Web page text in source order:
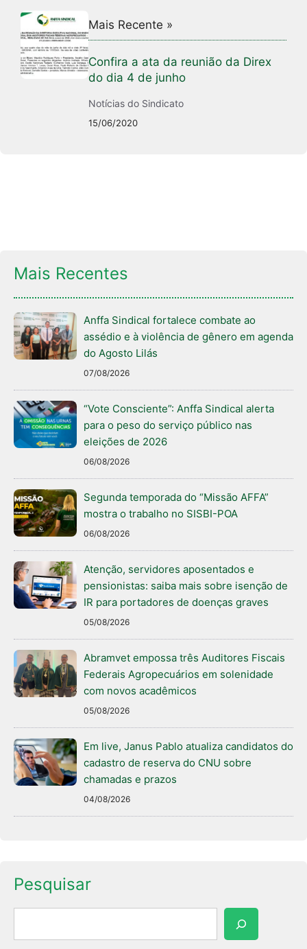
Mais Recente »
Confira a ata da reunião da Direx
do dia 4 de junho
Notícias do Sindicato
15/06/2020
Mais Recentes
Anffa Sindical fortalece combate ao
assédio e à violência de gênero em agenda
do Agosto Lilás
07/08/2026
“Vote Consciente”: Anffa Sindical alerta
para o peso do serviço público nas
eleições de 2026
06/08/2026
Segunda temporada do “Missão AFFA”
mostra o trabalho no SISBI-POA
06/08/2026
Atenção, servidores aposentados e
pensionistas: saiba mais sobre isenção de
IR para portadores de doenças graves
05/08/2026
Abramvet empossa três Auditores Fiscais
Federais Agropecuários em solenidade
com novos acadêmicos
05/08/2026
Em live, Janus Pablo atualiza candidatos do
cadastro de reserva do CNU sobre
chamadas e prazos
04/08/2026
Pesquisar